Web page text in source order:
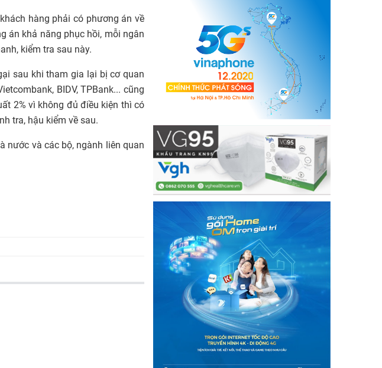
hàng phải có phương án về
án khả năng phục hồi, mỗi ngân
kiểm tra sau này.
sau khi tham gia lại bị cơ quan
BIDV, TPBank... cũng
2% vì không đủ điều kiện thì có
tra, hậu kiểm về sau.
nước và các bộ, ngành liên quan